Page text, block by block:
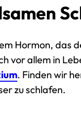
Hormon, das
vor allem in
. Finden wir
zu schlafen.